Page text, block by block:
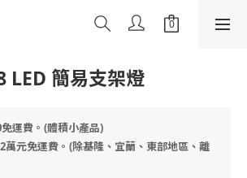
LED 簡易支架燈
運費。(體積小產品)
萬元免運費。(除基隆、宜蘭、東部地區、離